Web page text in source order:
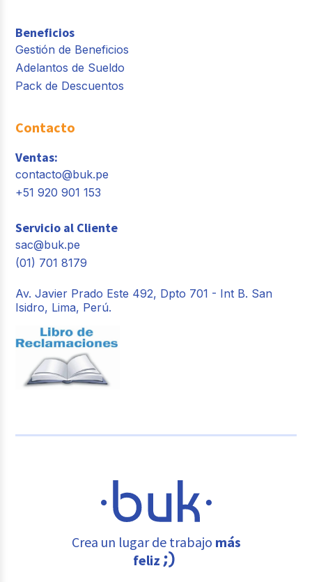
Beneficios
Gestión de Beneficios
Adelantos de Sueldo
Pack de Descuentos
Contacto
Ventas:
contacto@buk.pe
+51 920 901 153
Servicio al Cliente
sac@buk.pe
(01) 701 8179
Av. Javier Prado Este 492, Dpto 701 - Int B. San
Isidro, Lima, Perú.
Crea un lugar de trabajo más
feliz